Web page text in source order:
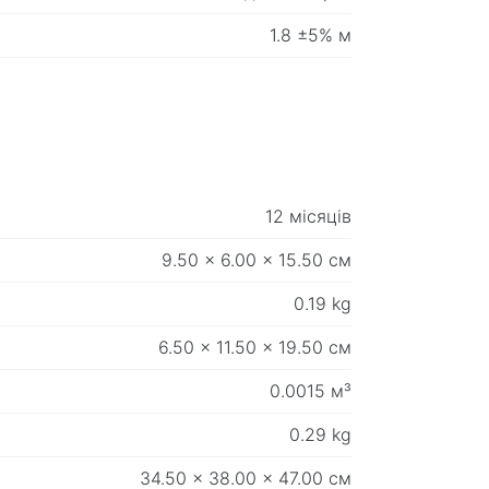
1.8 ±5% м
12 місяців
9.50 x 6.00 x 15.50 см
0.19 kg
6.50 x 11.50 x 19.50 см
0.0015 м³
0.29 kg
34.50 x 38.00 x 47.00 см